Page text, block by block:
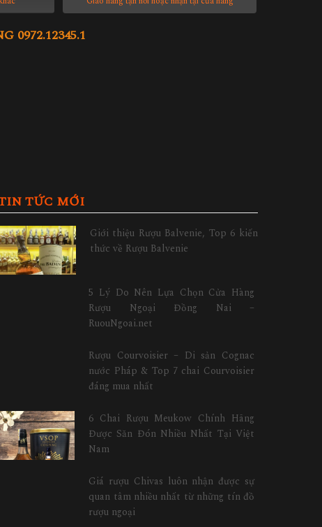
0972.12345.1
TỨC MỚI
Giới thiệu Rượu Balvenie, Top 6 kiến
thức về Rượu Balvenie
5 Lý Do Nên Lựa Chọn Cửa Hàng
Rượu Ngoại Đồng Nai –
RuouNgoai.net
Rượu Courvoisier – Di sản Cognac
nước Pháp & Top 7 chai Courvoisier
đáng mua nhất
6 Chai Rượu Meukow Chính Hãng
Được Săn Đón Nhiều Nhất Tại Việt
Nam
Giá rượu Chivas luôn nhận được sự
quan tâm nhiều nhất từ những tín đồ
rượu ngoại